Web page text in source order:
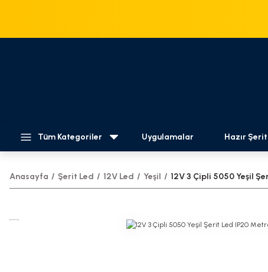
Tüm Kategoriler Uygulamalar Hazır
Anasayfa Şerit Led 12V Led Yeşil 12V 3 Çipli 5050 Yeşil